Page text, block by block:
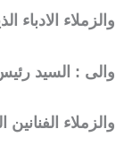
والزملاء الادباء
والى : السيد
والزملاء الفنانين